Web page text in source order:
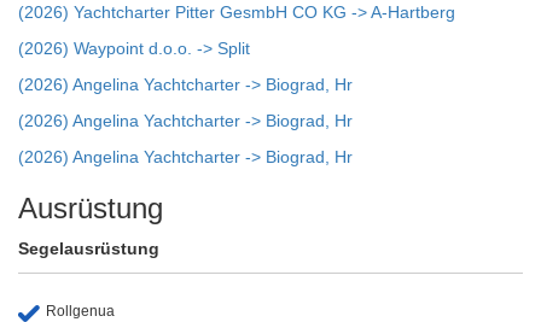
(2026) Yachtcharter Pitter GesmbH CO KG -> A-Hartberg
(2026) Waypoint d.o.o. -> Split
(2026) Angelina Yachtcharter -> Biograd, Hr
(2026) Angelina Yachtcharter -> Biograd, Hr
(2026) Angelina Yachtcharter -> Biograd, Hr
Ausrüstung
Segelausrüstung
Rollgenua